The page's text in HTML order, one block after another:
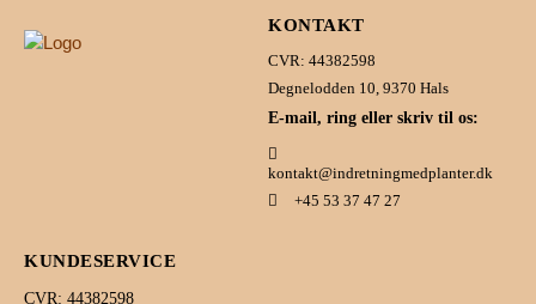
KONTAKT
CVR: 44382598
Degnelodden 10, 9370 Hals
E-mail, ring eller skriv til os:
kontakt@indretningmedplanter.dk
+45 53 37 47 27
KUNDESERVICE
CVR: 44382598